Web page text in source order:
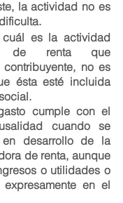
la actividad no es
cuál es la actividad
de renta que
no es
ésta esté incluida
cumple con el
cuando se
desarrollo de la
de renta, aunque
o utilidades o
en el